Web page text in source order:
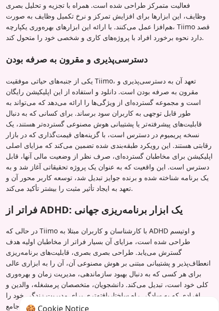
فعالیت متمرکز طراحی شده است. همراه با تجزیه و تحلیل بصری
وظایف، این ابزارها برای افزایش تمرکز و نرخ تکمیل وظایف به صورت
هم‌افزا عمل می‌کنند. با ارائه این ابزارهای بهره‌وری یکپارچه، Tiimo قصد
دارد نحوه برخورد افراد با پروژه‌های کاری و شخصی خود را متحول کند.
دسترسی‌پذیری و مقرون به صرفه بودن
یکی از جنبه‌های حیاتی موفقیت Tiimo، تعهد آن به دسترسی‌پذیری و
مقرون به صرفه بودن است. دانلود و استفاده از این اپلیکیشن رایگان
است و مجموعه گسترده‌ای از ویژگی‌ها را ارائه می‌دهد که می‌تواند به
طور قابل توجهی به کاربران سود برساند. برای کسانی که به دنبال
قابلیت‌های پیشرفته‌تر یا پشتیبانی هوش مصنوعی گسترده‌تر هستند، یک
نسخه پریمیوم در دسترس است، با گزینه‌های قیمت‌گذاری که در بازار
رقابتی هستند. این رویکرد طبقه‌بندی شده تضمین می‌کند که مزایای اصلی
اپلیکیشن برای مخاطبان گسترده‌ای، صرف نظر از وضعیت مالی آنها، قابل
دسترس است. این واقعیت که به عنوان یک پروژه تحقیقاتی آغاز شد و به
یک برنامه شناخته شده و برنده جوایز تبدیل شد، توسعه کاربر محور آن و
تعهد به ایجاد تأثیر مثبت را بیشتر تأکید می‌کند.
فراتر از ADHD: یک ابزار برنامه‌ریزی جهانی
در حالی که Tiimo با کارشناسان و کاربران مبتلا به ADHD و اوتیسم
طراحی شده است، مزایای آن بسیار فراتر از مخاطبان اولیه هدف
گسترش می‌یابد. طراحی بصری بصری، قابلیت‌های برنامه‌ریزی
انعطاف‌پذیر و پشتیبانی مبتنی بر هوش مصنوعی آن، آن را به ابزاری عالی
برای هر کسی که به دنبال بهبود سازماندهی، مدیریت زمان و بهره‌وری
کلی خود است، تبدیل می‌کند. دانشجویان، متخصصان پرمشغله، والدین و
افرادی که به سادگی راه ساختاریافته‌تری برای مدیریت زندگی خود را
ترجیح می‌دهند، همگی می‌توانند از ویژگی‌های جامع Tiimo بهره‌مند شوند.
🍪 Cookie Notice